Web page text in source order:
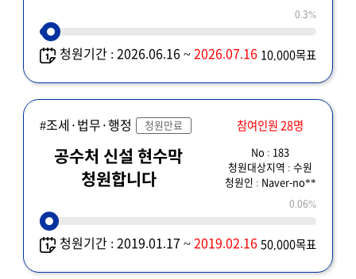
0.3%
청원기간 : 2026.06.16 ~2026.07.16 10,000목표
#조세·법무·행정 청원만료 참여인원 28명
공수처 신설 현수막
청원합니다
No : 183
청원대상지역 : 수원
청원인 : Naver-no**
0.06%
청원기간 : 2019.01.17 ~2019.02.16 50,000목표